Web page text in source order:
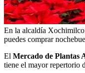
En la alcaldía
puedes comprar
El Mercado de Plantas
tiene el mayor repertorio